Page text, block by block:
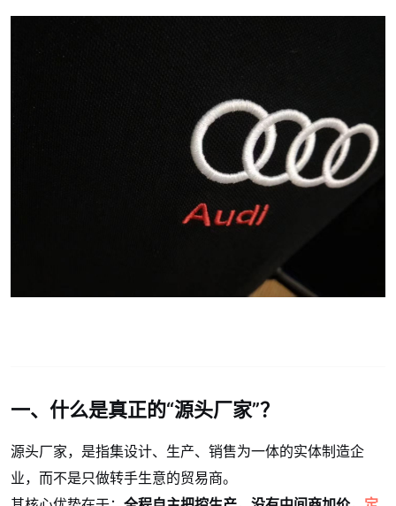
一、什么是真正的“源头厂家”？
源头厂家，是指集设计、生产、销售为一体的实体制造企
业，而不是只做转手生意的贸易商。